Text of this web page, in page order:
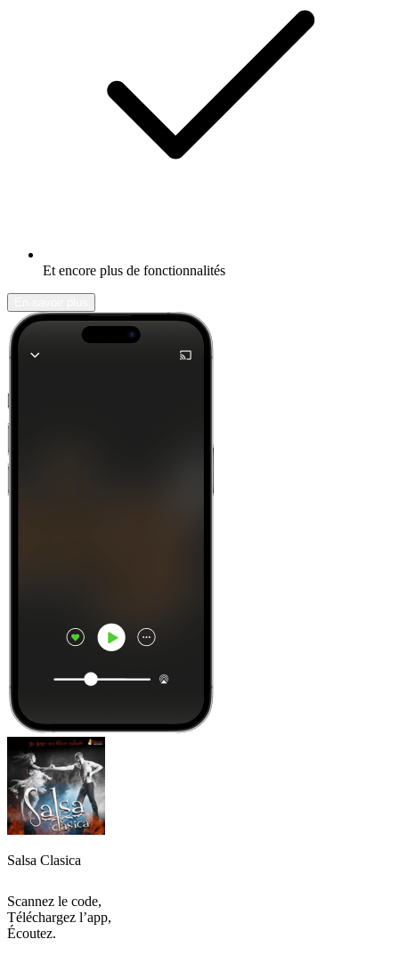
Et encore plus de fonctionnalités
Salsa Clasica
Scannez le code,
Téléchargez l’app,
Écoutez.